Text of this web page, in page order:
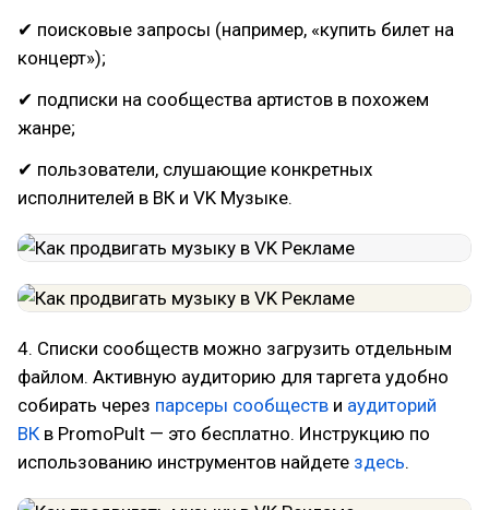
✔ поисковые запросы (например, «купить билет на
концерт»);
✔ подписки на сообщества артистов в похожем
жанре;
✔ пользователи, слушающие конкретных
исполнителей в ВК и VK Музыке.
4. Списки сообществ можно загрузить отдельным
файлом. Активную аудиторию для таргета удобно
собирать через парсеры сообществ и аудиторий
ВК в PromoPult — это бесплатно. Инструкцию по
использованию инструментов найдете здесь.